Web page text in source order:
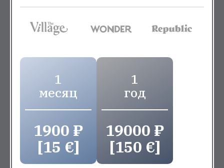
1
месяц
1900 ₽
[15 €]
1
год
19000 ₽
[150 €]